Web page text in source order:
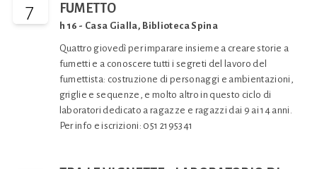
7
FUMETTO
h 16 - Casa Gialla, Biblioteca Spina
Quattro giovedì per imparare insieme a creare storie a
fumetti e a conoscere tutti i segreti del lavoro del
fumettista: costruzione di personaggi e ambientazioni,
griglie e sequenze, e molto altro in questo ciclo di
laboratori dedicato a ragazze e ragazzi dai 9 ai 14 anni.
Per info e iscrizioni: 051 2195341